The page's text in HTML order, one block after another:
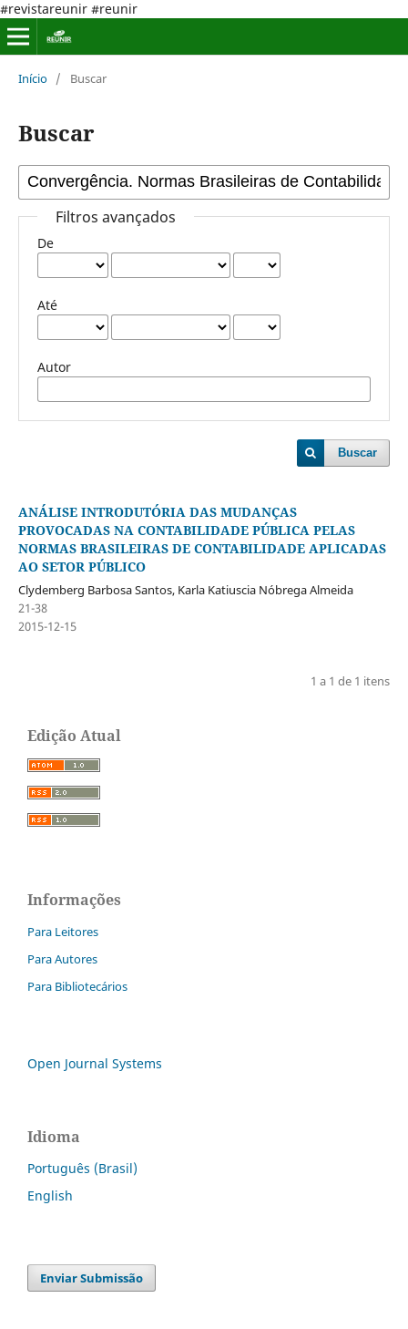
#revistareunir #reunir
Início / Buscar
Buscar
Filtros avançados
De
Até
Autor
Buscar
ANÁLISE INTRODUTÓRIA DAS MUDANÇAS
PROVOCADAS NA CONTABILIDADE PÚBLICA PELAS
NORMAS BRASILEIRAS DE CONTABILIDADE APLICADAS
AO SETOR PÚBLICO
Clydemberg Barbosa Santos, Karla Katiuscia Nóbrega Almeida
21-38
2015-12-15
1 a 1 de 1 itens
Edição Atual
Informações
Para Leitores
Para Autores
Para Bibliotecários
Open Journal Systems
Idioma
Português (Brasil)
English
Enviar Submissão